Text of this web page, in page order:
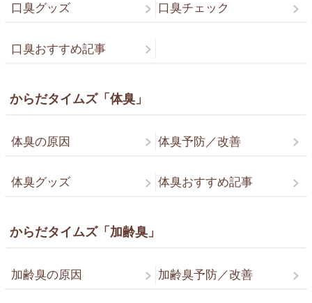
口臭グッズ 口臭チェック
口臭おすすめ記事
からだタイムズ「体臭」
体臭の原因 体臭予防／改善
体臭グッズ 体臭おすすめ記事
からだタイムズ「加齢臭」
加齢臭の原因 加齢臭予防／改善